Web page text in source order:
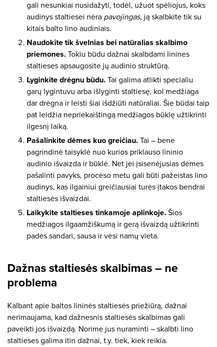
gali nesunkiai nusidažyti, todėl, užuot spėliojus, koks
audinys staltiesei nėra pavojingas, ją skalbkite tik su
kitais balto lino audiniais.
Naudokite tik švelnias bei natūralias skalbimo
priemones. Tokiu būdu dažnai skalbdami linines
staltieses apsaugosite jų audinio struktūrą.
Lyginkite drėgnu būdu. Tai galima atlikti specialiu
garų lygintuvu arba išlyginti staltiesę, kol medžiaga
dar drėgna ir leisti šiai išdžiūti natūraliai. Šie būdai taip
pat leidžia nepriekaištingą medžiagos būklę užtikrinti
ilgesnį laiką.
Pašalinkite dėmes kuo greičiau. Tai – bene
pagrindinė taisyklė nuo kurios priklauso lininio
audinio išvaizda ir būklė. Net jei įsisenėjusias dėmes
pašalinti pavyks, proceso metu gali būti pažeistas lino
audinys, kas ilgainiui greičiausiai turės įtakos bendrai
staltiesės išvaizdai.
Laikykite staltieses tinkamoje aplinkoje. Šios
medžiagos ilgaamžiškumą ir gerą išvaizdą užtikrinti
padės sandari, sausa ir vėsi namų vieta.
Dažnas staltiesės skalbimas – ne
problema
Kalbant apie baltos lininės staltiesės priežiūrą, dažnai
nerimaujama, kad dažnesnis staltiesės skalbimas gali
paveikti jos išvaizdą. Norime jus nuraminti – skalbti lino
staltieses galima itin dažnai, t.y. tiek, kiek reikia.